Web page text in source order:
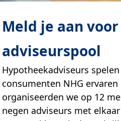
Meld je aan voor
adviseurspool
Hypotheekadviseurs
consumenten NHG
organiseerden we op 12
negen adviseurs met